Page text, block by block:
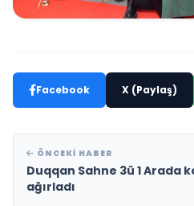
Facebook X (Paylaş)
ÖNCEKI HABER
Duqqan Sahne 3ü 1 Arada
ağırladı